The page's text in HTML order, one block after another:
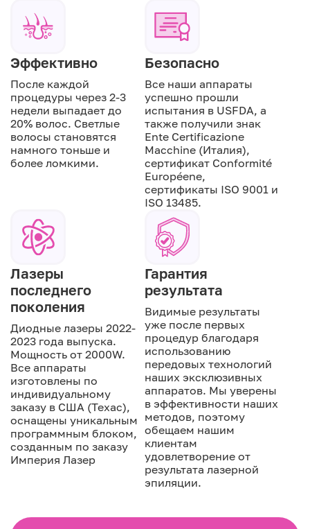
Эффективно
После каждой
процедуры через 2-3
недели выпадает до
20% волос. Светлые
волосы становятся
намного тоньше и
более ломкими.
Безопасно
Все наши аппараты
успешно прошли
испытания в USFDA, а
также получили знак
Ente Certificazione
Macchine (Италия),
сертификат Conformité
Européene,
сертификаты ISO 9001 и
ISO 13485.
Лазеры
последнего
поколения
Диодные лазеры 2022-
2023 года выпуска.
Мощность от 2000W.
Все аппараты
изготовлены по
индивидуальному
заказу в США (Техас),
оснащены уникальным
программным блоком,
созданным по заказу
Империя Лазер
Гарантия
результата
Видимые результаты
уже после первых
процедур благодаря
использованию
передовых технологий
наших эксклюзивных
аппаратов. Мы уверены
в эффективности наших
методов, поэтому
обещаем нашим
клиентам
удовлетворение от
результата лазерной
эпиляции.